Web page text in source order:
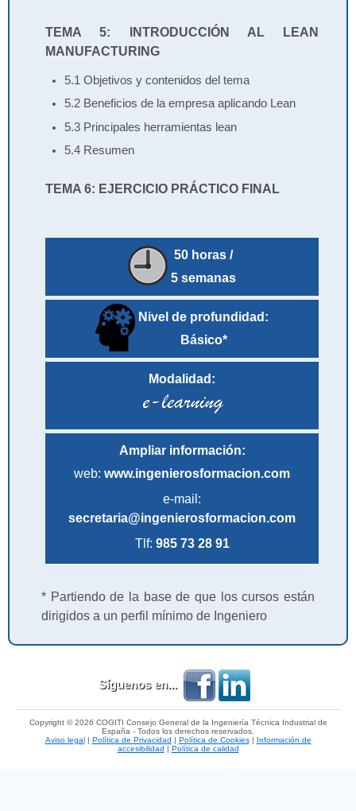
TEMA 5: INTRODUCCIÓN AL LEAN
MANUFACTURING
5.1 Objetivos y contenidos del tema
5.2 Beneficios de la empresa aplicando Lean
5.3 Principales herramientas lean
5.4 Resumen
TEMA 6: EJERCICIO PRÁCTICO FINAL
50 horas /
5 semanas
Nivel de profundidad:
Básico*
Modalidad:
Ampliar información:
web: www.ingenierosformacion.com
e-mail:
secretaria@ingenierosformacion.com
Tlf: 985 73 28 91
* Partiendo de la base de que los cursos están
dirigidos a un perfil mínimo de Ingeniero
Síguenos en...
Copyright © 2026 COGITI Consejo General de la Ingeniería Técnica Industrial de
España - Todos los derechos reservados.
Aviso legal
Política de Privacidad Política de Cookies|
Información de
accesibilidad
Política de calidad